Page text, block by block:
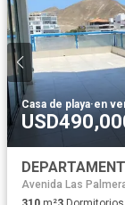
Casa de playa·en
Avenida Las